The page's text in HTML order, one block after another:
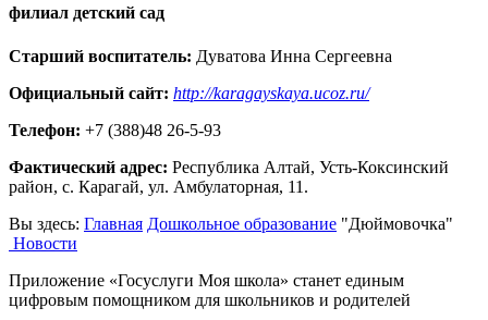
филиал детский сад
Старший воспитатель: Дуватова Инна Сергеевна
Официальный сайт: http://karagayskaya.ucoz.ru/
Телефон: +7 (388)48 26-5-93
Фактический адрес: Республика Алтай, Усть-Коксинский
район, с. Карагай, ул. Амбулаторная, 11.
Вы здесь: Главная Дошкольное образование "Дюймовочка"
Новости
Приложение «Госуслуги Моя школа» станет единым
цифровым помощником для школьников и родителей